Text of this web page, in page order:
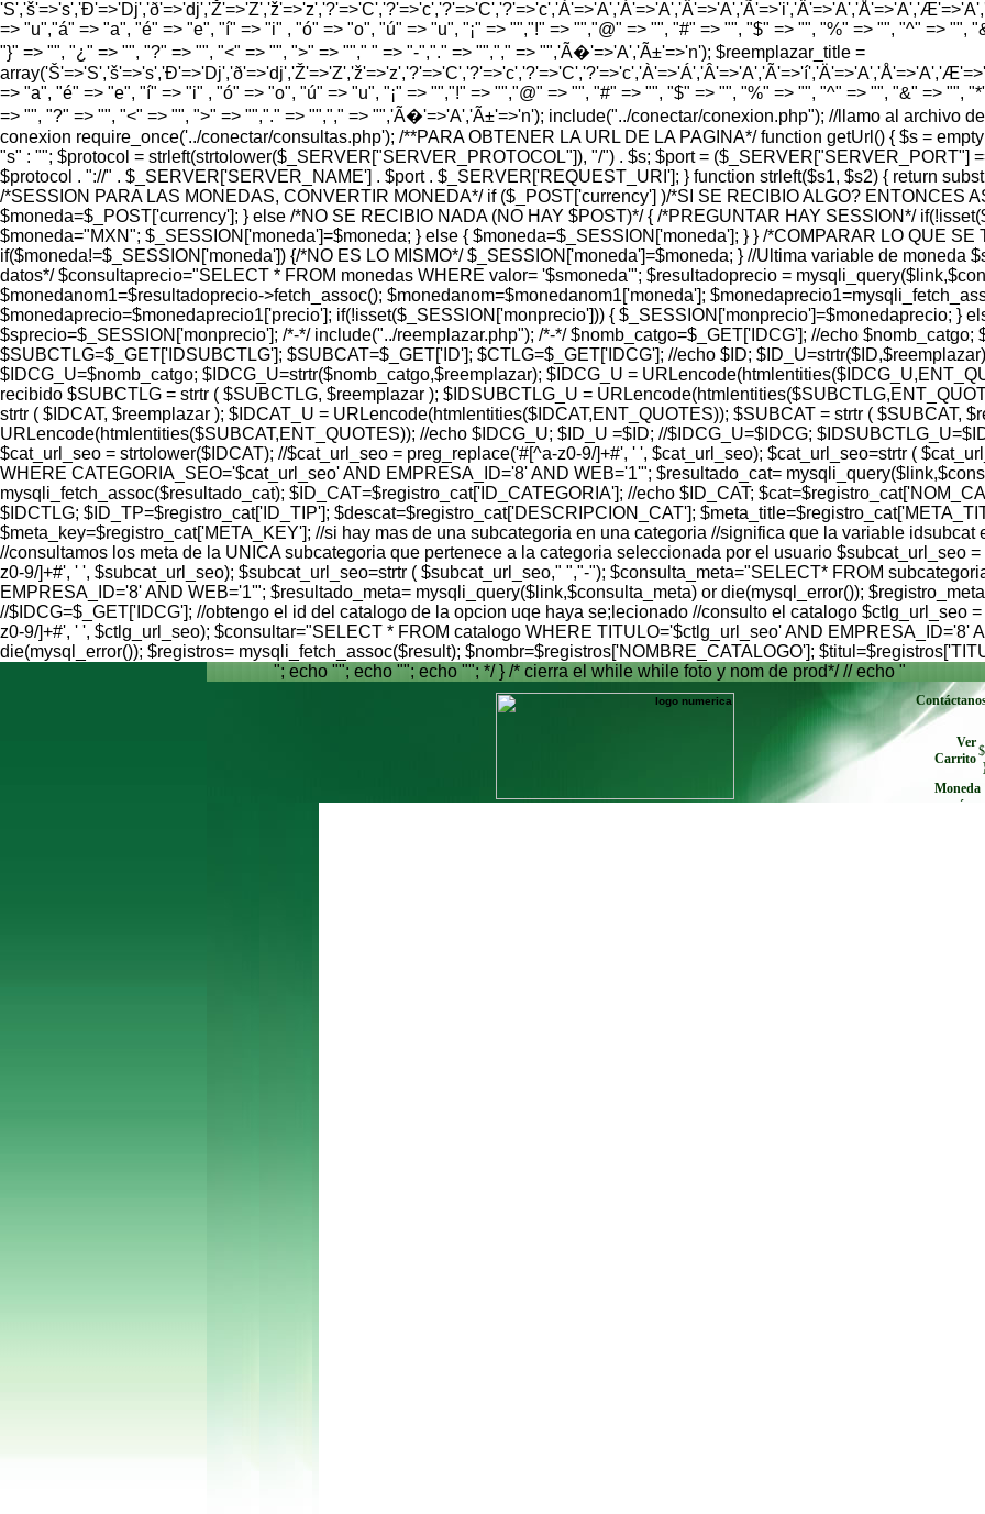
=> "u","á" => "a", "é" => "e", "í" => "i" , "ó" => "o", "ú" => "u", "¡" => "","!" => "","@" => "", "#" => "", "$" => "", "%" => "", "^" => "",
"}" => "", "¿" => "", "?" => "", "<" => "", ">" => ""," " => "-","." => "","," => "",'Ã�'=>'A','Ã±'=>'n'); $reemplazar_title =
=> "a", "é" => "e", "í" => "i" , "ó" => "o", "ú" => "u", "¡" => "","!" => "","@" => "", "#" => "", "$" => "", "%" => "", "^" => "", "&" => "",
=> "", "?" => "", "<" => "", ">" => "","." => "","," => "",'Ã�'=>'A','Ã±'=>'n'); include("../conectar/conexion.php"); //llamo al archivo
conexion require_once('../conectar/consultas.php'); /**PARA OBTENER LA URL DE LA PAGINA*/ function getUrl() { $s =
"s" : ""; $protocol = strleft(strtolower($_SERVER["SERVER_PROTOCOL"]), "/") . $s; $port = ($_SERVER["SERVER_PORT"]
$protocol . "://" . $_SERVER['SERVER_NAME'] . $port . $_SERVER['REQUEST_URI']; } function strleft($s1, $s2) { return
/*SESSION PARA LAS MONEDAS, CONVERTIR MONEDA*/ if ($_POST['currency'] )/*SI SE RECIBIO ALGO? ENTONCES
$moneda=$_POST['currency']; } else /*NO SE RECIBIO NADA (NO HAY $POST)*/ { /*PREGUNTAR HAY SESSION*/
$moneda="MXN"; $_SESSION['moneda']=$moneda; } else { $moneda=$_SESSION['moneda']; } } /*COMPARAR LO QUE
if($moneda!=$_SESSION['moneda']) {/*NO ES LO MISMO*/ $_SESSION['moneda']=$moneda; } //Ultima variable de moneda
datos*/ $consultaprecio="SELECT * FROM monedas WHERE valor= '$smoneda'"; $resultadoprecio =
$monedanom1=$resultadoprecio->fetch_assoc(); $monedanom=$monedanom1['moneda'];
$monedaprecio=$monedaprecio1['precio']; if(!isset($_SESSION['monprecio'])) { $_SESSION['monprecio']=$monedaprecio; }
$sprecio=$_SESSION['monprecio']; /*-*/ include("../reemplazar.php"); /*-*/ $nomb_catgo=$_GET['IDCG']; //echo $nomb_catgo;
$SUBCTLG=$_GET['IDSUBCTLG']; $SUBCAT=$_GET['ID']; $CTLG=$_GET['IDCG']; //echo $ID;
$IDCG_U=$nomb_catgo; $IDCG_U=strtr($nomb_catgo,$reemplazar); $IDCG_U =
recibido $SUBCTLG = strtr ( $SUBCTLG, $reemplazar ); $IDSUBCTLG_U =
strtr ( $IDCAT, $reemplazar ); $IDCAT_U = URLencode(htmlentities($IDCAT,ENT_QUOTES)); $SUBCAT = strtr ( $SUBCAT,
URLencode(htmlentities($SUBCAT,ENT_QUOTES)); //echo $IDCG_U; $ID_U =$ID; //$IDCG_U=$IDCG;
$cat_url_seo = strtolower($IDCAT); //$cat_url_seo = preg_replace('#[^a-z0-9/]+#', ' ', $cat_url_seo); $cat_url_seo=strtr (
WHERE CATEGORIA_SEO='$cat_url_seo' AND EMPRESA_ID='8' AND WEB='1'"; $resultado_cat=
mysqli_fetch_assoc($resultado_cat); $ID_CAT=$registro_cat['ID_CATEGORIA']; //echo $ID_CAT;
$IDCTLG; $ID_TP=$registro_cat['ID_TIP']; $descat=$registro_cat['DESCRIPCION_CAT'];
$meta_key=$registro_cat['META_KEY']; //si hay mas de una subcategoria en una categoria //significa que la variable
//consultamos los meta de la UNICA subcategoria que pertenece a la categoria seleccionada por el usuario $subcat_url_seo
z0-9/]+#', ' ', $subcat_url_seo); $subcat_url_seo=strtr ( $subcat_url_seo," ","-"); $consulta_meta="SELECT* FROM
EMPRESA_ID='8' AND WEB='1'"; $resultado_meta= mysqli_query($link,$consulta_meta) or die(mysql_error());
//$IDCG=$_GET['IDCG']; //obtengo el id del catalogo de la opcion uqe haya se;lecionado //consulto el catalogo $ctlg_url_seo
z0-9/]+#', ' ', $ctlg_url_seo); $consultar="SELECT * FROM catalogo WHERE TITULO='$ctlg_url_seo' AND EMPRESA_ID='8'
die(mysql_error()); $registros= mysqli_fetch_assoc($result); $nombr=$registros['NOMBRE_CATALOGO'];
"; echo ""; echo ""; echo ""; */ } /* cierra el while while foto y nom de prod*/ // echo "
Ver
Carrito
Moneda
envíe